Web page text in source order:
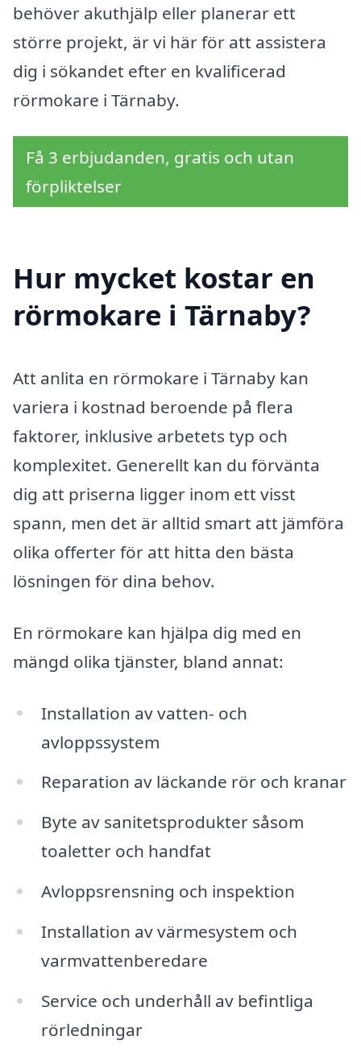
behöver akuthjälp eller planerar ett
större projekt, är vi här för att assistera
dig i sökandet efter en kvalificerad
rörmokare i Tärnaby.
Få 3 erbjudanden, gratis och utan
förpliktelser
Hur mycket kostar en
rörmokare i Tärnaby?
Att anlita en rörmokare i Tärnaby kan
variera i kostnad beroende på flera
faktorer, inklusive arbetets typ och
komplexitet. Generellt kan du förvänta
dig att priserna ligger inom ett visst
spann, men det är alltid smart att jämföra
olika offerter för att hitta den bästa
lösningen för dina behov.
En rörmokare kan hjälpa dig med en
mängd olika tjänster, bland annat:
Installation av vatten- och
avloppssystem
Reparation av läckande rör och kranar
Byte av sanitetsprodukter såsom
toaletter och handfat
Avloppsrensning och inspektion
Installation av värmesystem och
varmvattenberedare
Service och underhåll av befintliga
rörledningar